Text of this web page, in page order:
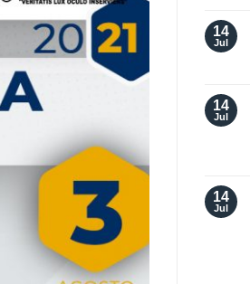
14
Jul
14
Jul
14
Jul